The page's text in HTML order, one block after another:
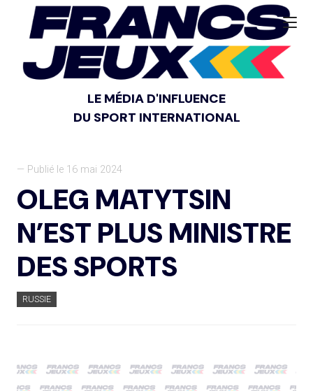
LE MÉDIA D'INFLUENCE
DU SPORT INTERNATIONAL
— Publié le 16 mai 2024
OLEG MATYTSIN
N’EST PLUS MINISTRE
DES SPORTS
RUSSIE